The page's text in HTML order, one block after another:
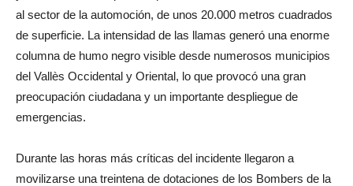
al sector de la automoción, de unos 20.000 metros cuadrados
de superficie. La intensidad de las llamas generó una enorme
columna de humo negro visible desde numerosos municipios
del Vallès Occidental y Oriental, lo que provocó una gran
preocupación ciudadana y un importante despliegue de
emergencias.
Durante las horas más críticas del incidente llegaron a
movilizarse una treintena de dotaciones de los Bombers de la